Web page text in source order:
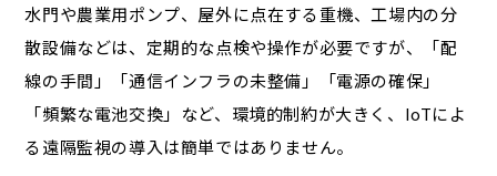
水門や農業用ポンプ、屋外に点在する重機、工場内の分
散設備などは、定期的な点検や操作が必要ですが、「配
線の手間」「通信インフラの未整備」「電源の確保」
「頻繁な電池交換」など、環境的制約が大きく、IoTによ
る遠隔監視の導入は簡単ではありません。